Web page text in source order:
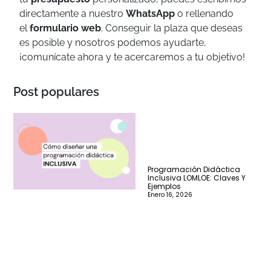
directamente a nuestro WhatsApp o rellenando
elformulario web. Conseguir la plaza que deseas
es posible y nosotros podemos ayudarte,
¡comunícate ahora y te acercaremos a tu objetivo!
Post populares
Programación Didáctica
Inclusiva LOMLOE: Claves Y
Ejemplos
Enero 16, 2026